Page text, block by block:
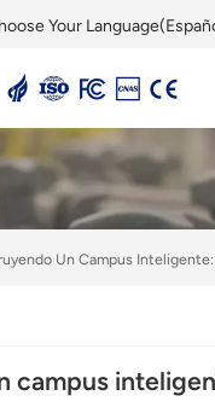
Your
English
Français
Deutsch
Español
Un Campus
campus